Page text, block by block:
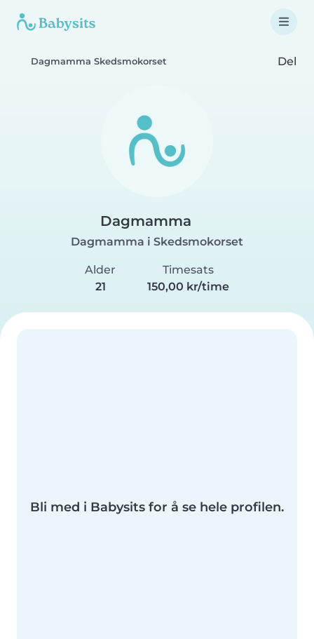
Dagmamma Skedsmokorset Del
Dagmamma
Dagmamma i Skedsmokorset
Alder
21
Timesats
150,00 kr/time
Bli med i Babysits for å se hele profilen.